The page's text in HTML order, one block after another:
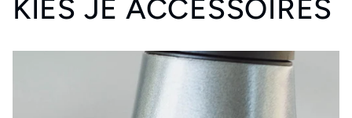
KIES JE ACCESSOIRES